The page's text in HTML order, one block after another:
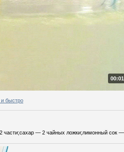
и быстро
части;сахар — 2 чайных ложки;лимонный сок —